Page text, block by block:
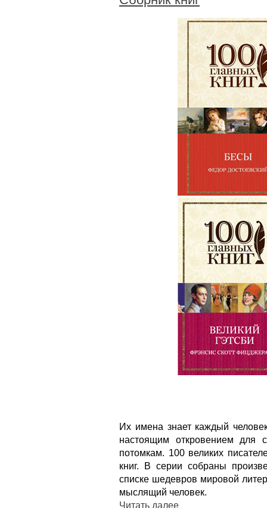
Их имена знает каждый
настоящим откровением для
потомкам. 100 великих
книг. В серии собраны
списке шедевров мировой
мыслящий человек.
Читать далее